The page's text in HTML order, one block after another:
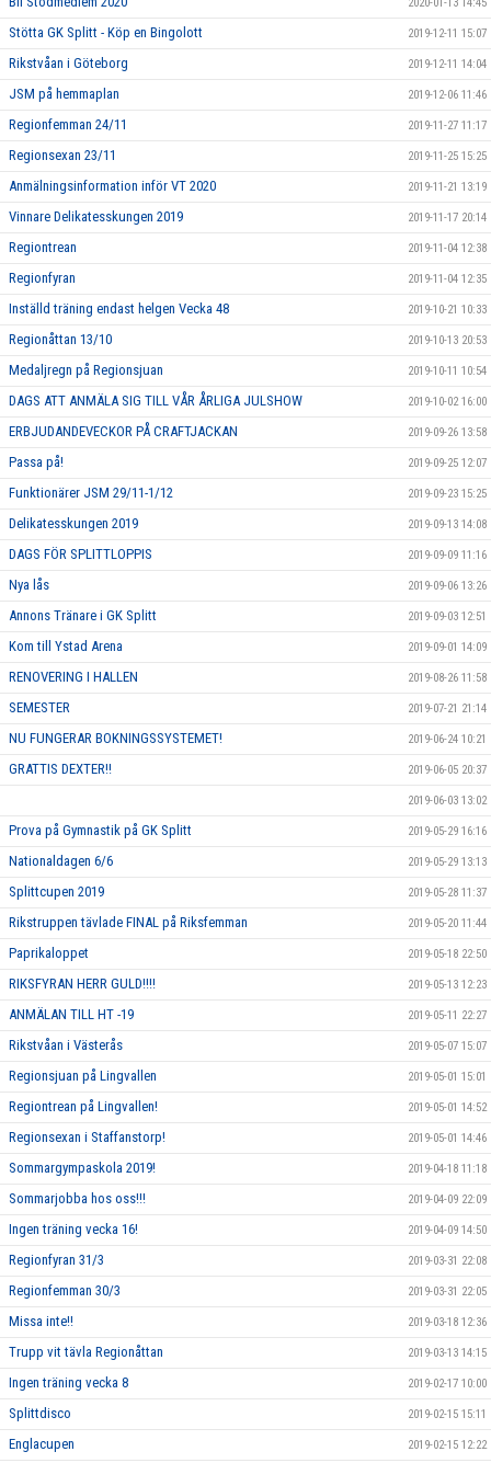
Stötta GK Splitt - Köp en Bingolott 2019-12-11 15:07
Rikstvåan i Göteborg 2019-12-11 14:04
JSM på hemmaplan 2019-12-06 11:46
Regionfemman 24/11 2019-11-27 11:17
Regionsexan 23/11 2019-11-25 15:25
Anmälningsinformation inför VT 2020 2019-11-21 13:19
Vinnare Delikatesskungen 2019 2019-11-17 20:14
Regiontrean 2019-11-04 12:38
Regionfyran 2019-11-04 12:35
Inställd träning endast helgen Vecka 48 2019-10-21 10:33
Regionåttan 13/10 2019-10-13 20:53
Medaljregn på Regionsjuan 2019-10-11 10:54
DAGS ATT ANMÄLA SIG TILL VÅR ÅRLIGA JULSHOW 2019-10-02 16:00
ERBJUDANDEVECKOR PÅ CRAFTJACKAN 2019-09-26 13:58
Passa på! 2019-09-25 12:07
Funktionärer JSM 29/11-1/12 2019-09-23 15:25
Delikatesskungen 2019 2019-09-13 14:08
DAGS FÖR SPLITTLOPPIS 2019-09-09 11:16
Nya lås 2019-09-06 13:26
Annons Tränare i GK Splitt 2019-09-03 12:51
Kom till Ystad Arena 2019-09-01 14:09
RENOVERING I HALLEN 2019-08-26 11:58
SEMESTER 2019-07-21 21:14
NU FUNGERAR BOKNINGSSYSTEMET! 2019-06-24 10:21
GRATTIS DEXTER!! 2019-06-05 20:37
2019-06-03 13:02
Prova på Gymnastik på GK Splitt 2019-05-29 16:16
Nationaldagen 6/6 2019-05-29 13:13
Splittcupen 2019 2019-05-28 11:37
Rikstruppen tävlade FINAL på Riksfemman 2019-05-20 11:44
Paprikaloppet 2019-05-18 22:50
RIKSFYRAN HERR GULD!!!! 2019-05-13 12:23
ANMÄLAN TILL HT -19 2019-05-11 22:27
Rikstvåan i Västerås 2019-05-07 15:07
Regionsjuan på Lingvallen 2019-05-01 15:01
Regiontrean på Lingvallen! 2019-05-01 14:52
Regionsexan i Staffanstorp! 2019-05-01 14:46
Sommargympaskola 2019! 2019-04-18 11:18
Sommarjobba hos oss!!! 2019-04-09 22:09
Ingen träning vecka 16! 2019-04-09 14:50
Regionfyran 31/3 2019-03-31 22:08
Regionfemman 30/3 2019-03-31 22:05
Missa inte!! 2019-03-18 12:36
Trupp vit tävla Regionåttan 2019-03-13 14:15
Ingen träning vecka 8 2019-02-17 10:00
Splittdisco 2019-02-15 15:11
Englacupen 2019-02-15 12:22